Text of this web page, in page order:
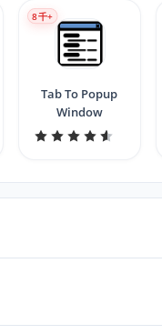
Tab To Popup
Window
8千+